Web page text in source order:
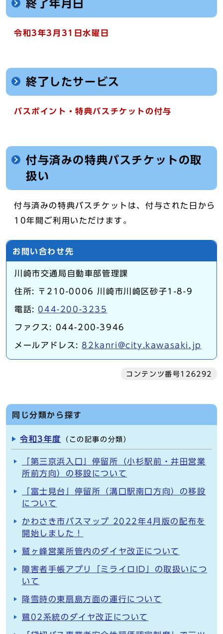
終了年月日
令和3年3月31日水曜日
終了したサービス
バスポイント・特典バスチケットの付与
付与済みの特典バスチケットの取
扱い
付与済みの特典バスチケットは、付与された日から
10年間ご利用いただけます。
お問い合わせ先
川崎市交通局自動車部管理課
住所: 〒210-0006 川崎市川崎区砂子1-8-9
電話: 044-200-3235
ファクス: 044-200-3946
メールアドレス:82kanri@city.kawasaki.jp
コンテンツ番号126292
同じ分類から探す
令和3年度 （この記事の分類）
「第三京浜入口」停留所（小杉駅前・井田営業
所前方向）の移設について
「富士見台」停留所（溝口駅南口方向）の移設
について
かわさき市バスマップ 2022年4月版の配布を
開始しました！
鷲ヶ峰営業所管内のダイヤ改正について
障害者手帳アプリ「ミライロID」の取扱いにつ
いて
降雪時の東扇島方面の運行について
鷺02系統のダイヤ改正について